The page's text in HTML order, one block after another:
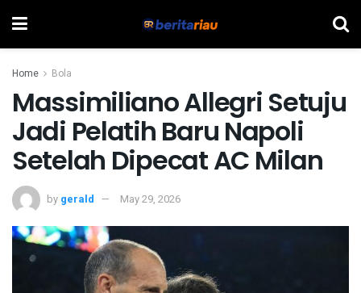
Home Bola
Massimiliano Allegri Setuju
Jadi Pelatih Baru Napoli
Setelah Dipecat AC Milan
by gerald May 29, 2026